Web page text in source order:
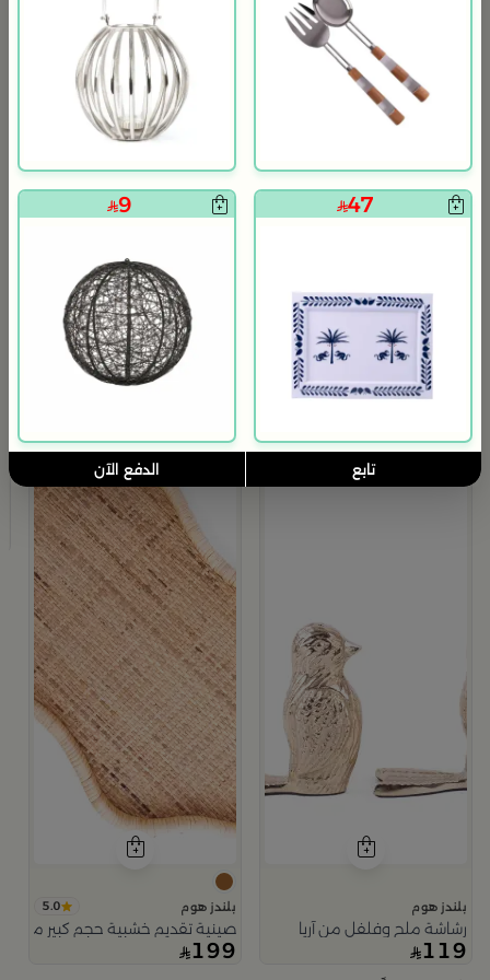
47
9
تابع الدفع الآن
بلندز هوم
طقم عشاء 18 قطعة من سولانا
139
570 75% خصم
بلندز هوم
طقم العشاء 18 قطعة من سولانا
480 75% خصم
بلندز هوم
رشاشة ملح وفلفل من آريا
119
بلندز هوم 5.0
صينية تقديم خشبية حجم كبير من
199